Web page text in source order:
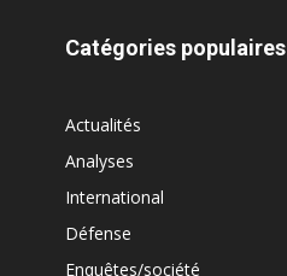
Catégories populaires
Actualités
Analyses
International
Défense
Enquêtes/société